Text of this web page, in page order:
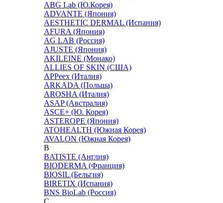
ABG Lab (Ю.Корея)
ADVANTE (Япония)
AESTHETIC DERMAL (Испания)
AFURA (Япония)
AG LAB (Россия)
AJUSTE (Япония)
AKILEINE (Монако)
ALLIES OF SKIN (США)
APPeex (Италия)
ARKADA (Польша)
AROSHA (Италия)
ASAP (Австралия)
ASCE+ (Ю. Корея)
ASTEROPE (Япония)
ATOHEALTH (Южная Корея)
AVALON (Южная Корея)
B
BATISTE (Англия)
BIODERMA (Франция)
BIOSIL (Бельгия)
BIRETIX (Испания)
BNS BioLab (Россия)
C